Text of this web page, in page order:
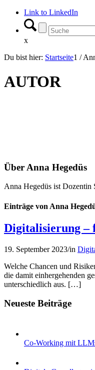
Link to LinkedIn
x
Du bist hier: Startseite1 /
AUTOR
Über Anna Hegedüs
Anna Hegedüs ist Dozentin
Einträge von Anna
Digitalisierung –
19. September 2023/in
Welche Chancen und
die damit einhergehenden
unterschiedlich aus. […]
Neueste Beiträge
Co-Working mit